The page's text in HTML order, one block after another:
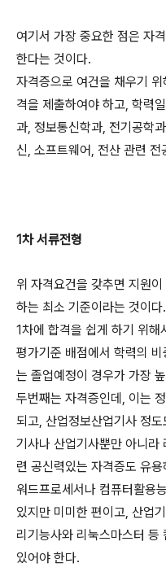
여기서 가장 중요한 점은 자
한다는 것이다.
자격증으로 여건을 채우기
격을 제출하여야 하고, 학력
과, 정보통신학과, 전기공학
신, 소프트웨어, 전산 관련
1차 서류전형
위 자격요건을 갖추면 지원
하는 최소 기준이라는 것이다.
1차에 합격을 쉽게 하기 위해
평가기준 배점에서 학력의
는 졸업예정이 경우가 가장
두번째는 자격증인데, 이는
되고, 산업정보산업기사 정
기사나 산업기사뿐만 아니
련 공신력있는 자격증도 유
워드프로세서나 컴퓨터활용
있지만 미미한 편이고, 산업
리기능사와 리눅스마스터 등
있어야 한다.